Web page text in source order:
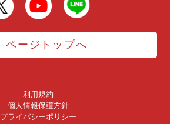
ページトップへ
利用規約
個人情報保護方針
プライバシーポリシー